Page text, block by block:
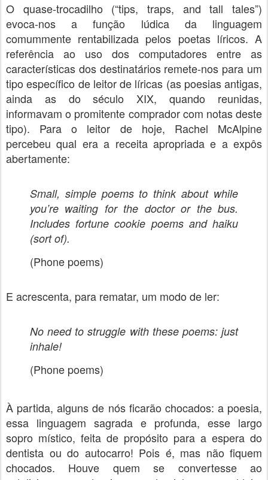
O quase-trocadilho (“tips, traps, and tall tales”)
evoca-nos a função lúdica da linguagem
comummente rentabilizada pelos poetas líricos. A
referência ao uso dos computadores entre as
características dos destinatários remete-nos para um
tipo específico de leitor de líricas (as poesias antigas,
ainda as do século XIX, quando reunidas,
informavam o promitente comprador com notas deste
tipo). Para o leitor de hoje, Rachel McAlpine
percebeu qual era a receita apropriada e a expôs
abertamente:
Small, simple poems to think about while
you’re waiting for the doctor or the bus.
Includes fortune cookie poems and haiku
(sort of).
(Phone poems)
E acrescenta, para rematar, um modo de ler:
No need to struggle with these poems: just
inhale!
(Phone poems)
À partida, alguns de nós ficarão chocados: a poesia,
essa linguagem sagrada e profunda, esse largo
sopro místico, feita de propósito para a espera do
dentista ou do autocarro! Pois é, mas não fiquem
chocados. Houve quem se convertesse ao